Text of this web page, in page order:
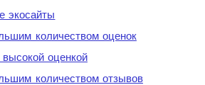
экосайты
количеством оценок
оценкой
количеством отзывов